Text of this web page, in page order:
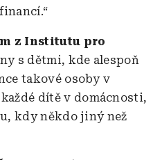
z Institutu pro
s dětmi, kde alespoň
takové osoby v
dítě v domácnosti,
kdy někdo jiný než